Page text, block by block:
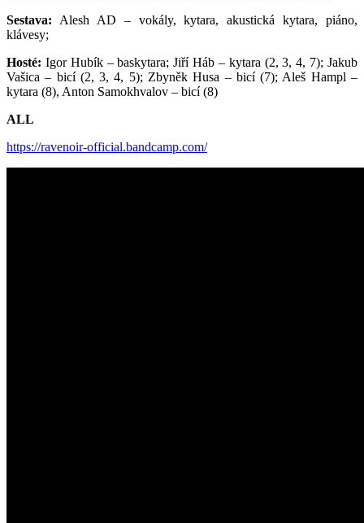
Sestava: Alesh AD – vokály, kytara, akustická kytara, piáno,
klávesy;
Hosté: Igor Hubík – baskytara; Jiří Háb – kytara (2, 3, 4, 7); Jakub
Vašica – bicí (2, 3, 4, 5); Zbyněk Husa – bicí (7); Aleš Hampl –
kytara (8), Anton Samokhvalov – bicí (8)
ALL
https://ravenoir-official.bandcamp.com/